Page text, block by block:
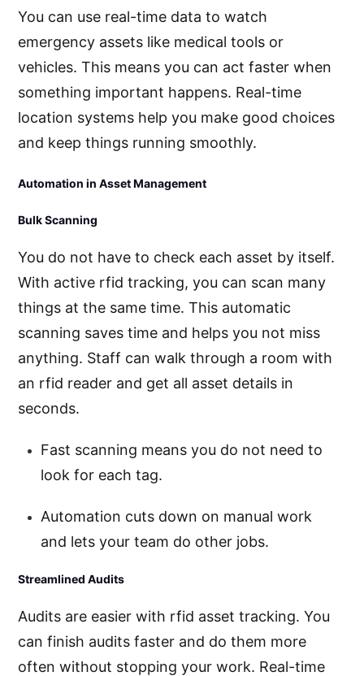
You can use real-time data to watch
emergency assets like medical tools or
vehicles. This means you can act faster when
something important happens. Real-time
location systems help you make good choices
and keep things running smoothly.
Automation in Asset Management
Bulk Scanning
You do not have to check each asset by itself.
With active rfid tracking, you can scan many
things at the same time. This automatic
scanning saves time and helps you not miss
anything. Staff can walk through a room with
an rfid reader and get all asset details in
seconds.
Fast scanning means you do not need to
look for each tag.
Automation cuts down on manual work
and lets your team do other jobs.
Streamlined Audits
Audits are easier with rfid asset tracking. You
can finish audits faster and do them more
often without stopping your work. Real-time